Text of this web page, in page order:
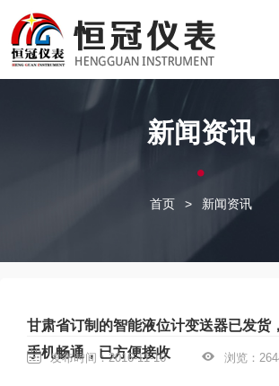
新闻资讯
首页 > 新闻资讯
甘肃省订制的智能液位计变送器已发货
手机畅通，已方便接收
发布时间：2016-11-16 浏览：